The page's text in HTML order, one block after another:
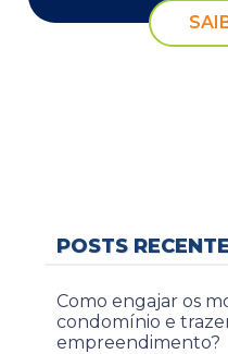
POSTS
Como engajar os
condomínio e
empreendimento?